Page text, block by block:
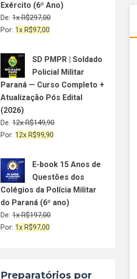
Exército (6º Ano)
De: 1xR$297,00
Por: 1x R$97,00
SD PMPR | Soldado
Policial Militar
Paraná — Curso Completo +
Atualização Pós Edital
(2026)
De: 12xR$149,90
Por: 12x R$99,90
E-book 15 Anos de
Questões dos
Colégios da Polícia Militar
do Paraná (6º ano)
De: 1xR$197,00
Por: 1x R$97,00
Preparatórios por